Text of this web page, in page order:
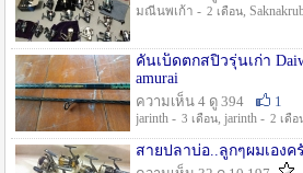
มณีนพเก้า - 2 เดือน,
คันเบ็ดตกสปิ๋วรุ่นเก่า
amurai
ความเห็น 4 ดู 394
1
jarinth - 3 เดือน, jarinth - 2 เดือ
สายปลาบ่อ..ลูกๆผมเองค